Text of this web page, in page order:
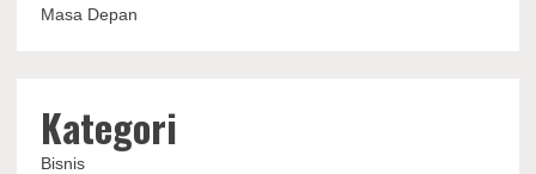
Masa Depan
Kategori
Bisnis